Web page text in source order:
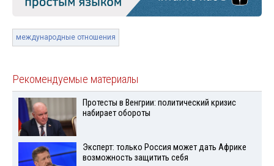
международные отношения
Рекомендуемые материалы
Протесты в Венгрии: политический кризис
набирает обороты
Эксперт: только Россия может дать Африке
возможность защитить себя